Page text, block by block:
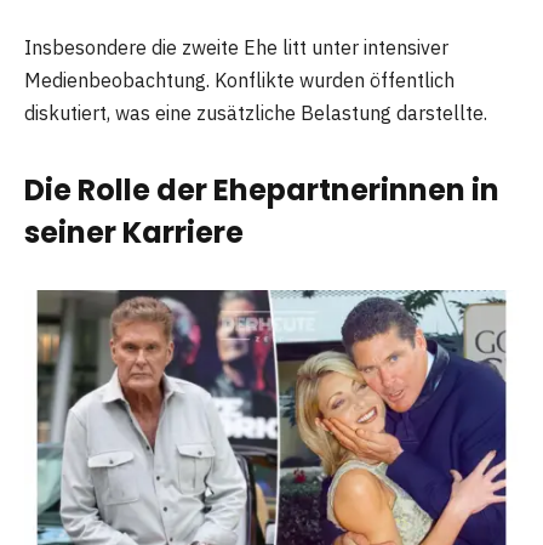
Insbesondere die zweite Ehe litt unter intensiver
Medienbeobachtung. Konflikte wurden öffentlich
diskutiert, was eine zusätzliche Belastung darstellte.
Die Rolle der Ehepartnerinnen in
seiner Karriere